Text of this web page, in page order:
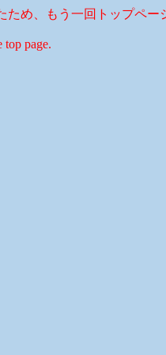
め、もう一回トップペー
top page.